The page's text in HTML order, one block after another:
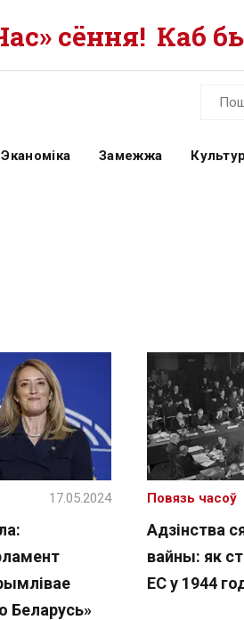
сёння! Каб
Эканоміка Замежжа
Беларусь»
17.05.2024
Адзінства
вайны: як
ЕС у 1944
Повязь часоў